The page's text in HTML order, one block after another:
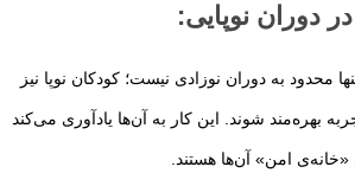
دوران نوپایی:
محدود به دوران نوزادی نیست؛ کودکان نوپا نیز
بهره‌مند شوند. این کار به آن‌ها یادآوری می‌کند
«خانه‌ی امن» آن‌ها هستند.